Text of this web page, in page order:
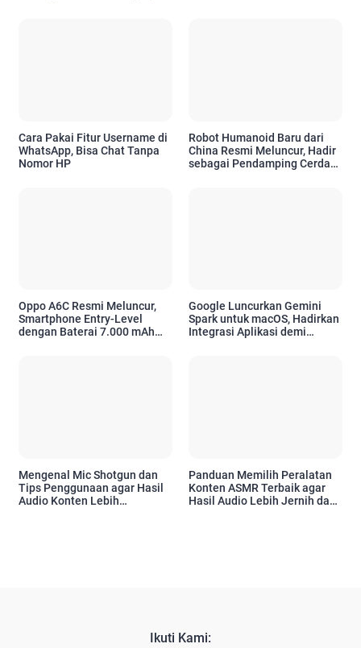
Cara Pakai Fitur Username di
WhatsApp, Bisa Chat Tanpa
Nomor HP
Robot Humanoid Baru dari
China Resmi Meluncur, Hadir
sebagai Pendamping Cerdas
Oppo A6C Resmi Meluncur,
Smartphone Entry-Level
dengan Baterai 7.000 mAh
Google Luncurkan Gemini
Spark untuk macOS, Hadirkan
Integrasi Aplikasi demi
Mengenal Mic Shotgun dan
Tips Penggunaan agar Hasil
Audio Konten Lebih
Panduan Memilih Peralatan
Konten ASMR Terbaik agar
Hasil Audio Lebih Jernih dan
Ikuti Kami: